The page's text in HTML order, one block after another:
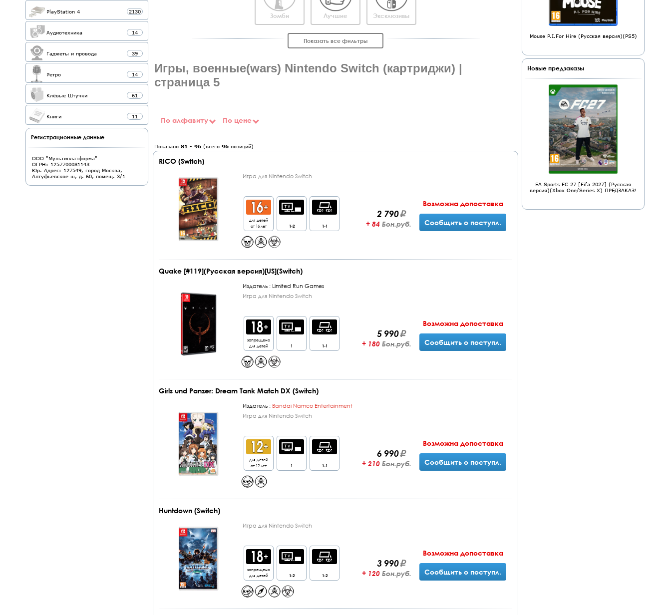
PlayStation 4 2130
Аудиотехника 14
Гаджеты и провода 39
Ретро 14
Клёвые Штучки 61
Книги 11
Регистрационные данные
ООО "Мультиплатформа"
ОГРН: 1257700081143
Юр. Адрес: 127549, город Москва,
Алтуфьевское ш, д. 60, помещ. 3/1
Зомби Лучшие Эксклюзивы
Показать все фильтры
Игры, военные(wars) Nintendo Switch (картриджи) |
страница 5
По алфавиту По цене
Показано 81 - 96 (всего 96 позиций)
RICO (Switch)
Игра для Nintendo Switch
для детей
от 16 лет
1-2 1-1
2 790
+ 84 Бон.руб.
Возможна допоставка
Сообщить о поступл.
Quake [#119](Русская версия)[US](Switch)
Издатель : Limited Run Games
Игра для Nintendo Switch
запрещено
для детей
1 1-1
5 990
+ 180 Бон.руб.
Возможна допоставка
Сообщить о поступл.
Girls und Panzer: Dream Tank Match DX (Switch)
Издатель : Bandai Namco Entertainment
Игра для Nintendo Switch
для детей
от 12 лет
1 1-1
6 990
+ 210 Бон.руб.
Возможна допоставка
Сообщить о поступл.
Huntdown (Switch)
Игра для Nintendo Switch
запрещено
для детей
1-2 1-2
3 990
+ 120 Бон.руб.
Возможна допоставка
Сообщить о поступл.
Mouse P.I.For Hire (Русская версия)(PS5)
Новые предзаказы
EA Sports FC 27 [Fifa 2027] (Русская
версия)(Xbox One/Series X) ПРЕДЗАКАЗ!